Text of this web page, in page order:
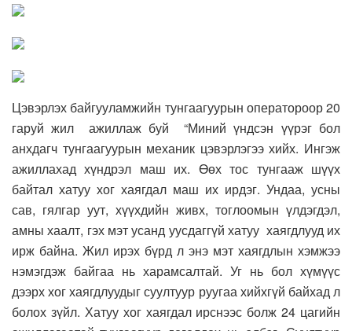
Цэвэрлэх байгууламжийн тунгаагуурын оператороор 20
гаруй жил ажиллаж буй “Миний үндсэн үүрэг бол
анхдагч тунгаагуурын механик цэвэрлэгээ хийх. Ингэж
ажиллахад хүндрэл маш их. Өөх тос тунгааж шүүх
байтал хатуу хог хаягдал маш их ирдэг. Ундаа, усны
сав, гялгар уут, хүүхдийн живх, тоглоомын үлдэгдэл,
амны хаалт, гэх мэт усанд уусдаггүй хатуу хаягдлууд их
ирж байна. Жил ирэх бүрд л энэ мэт хаягдлын хэмжээ
нэмэгдэж байгаа нь харамсалтай. Уг нь бол хүмүүс
дээрх хог хаягдлуудыг суултуур руугаа хийхгүй байхад л
болох зүйл. Хатуу хог хаягдал ирснээс болж 24 цагийн